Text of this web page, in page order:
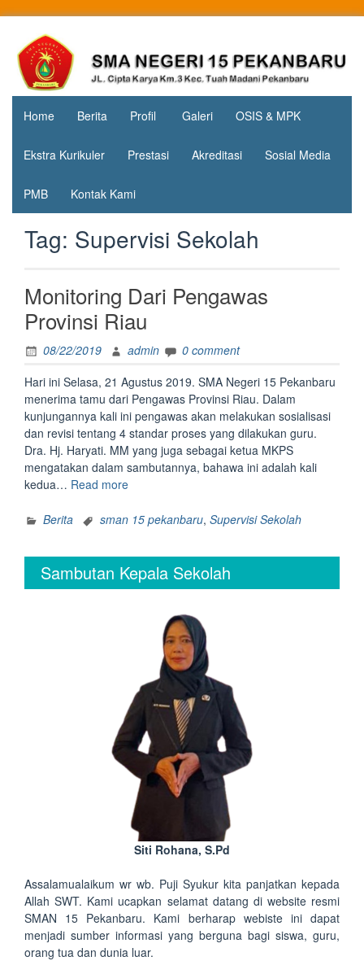
contentSMA
Negeri 15
Pekanbaru
Jl. Cipta
Karya
KM.3, Kec.
Tuah
Madani,
Home Berita Profil Galeri OSIS & MPK
Ekstra Kurikuler Prestasi Akreditasi Sosial Media
PMB Kontak Kami
Tag: Supervisi Sekolah
Monitoring Dari Pengawas
Provinsi Riau
08/22/2019 admin
0 comment
Hari ini Selasa, 21 Agustus 2019. SMA Negeri 15 Pekanbaru
menerima tamu dari Pengawas Provinsi Riau. Dalam
kunjungannya kali ini pengawas akan melakukan sosialisasi
dan revisi tentang 4 standar proses yang dilakukan guru.
Dra. Hj. Haryati. MM yang juga sebagai ketua MKPS
mengatakan dalam sambutannya, bahawa ini adalah kali
kedua… Read more“Monitoring
Pengawas
Berita sman 15 pekanbaru, Supervisi Sekolah
Sambutan Kepala Sekolah
Siti Rohana, S.Pd
Assalamualaikum wr wb. Puji Syukur kita panjatkan kepada
Allah SWT. Kami ucapkan selamat datang di website resmi
SMAN 15 Pekanbaru. Kami berharap webiste ini dapat
menjadi sumber informasi yang berguna bagi siswa, guru,
orang tua dan dunia luar.